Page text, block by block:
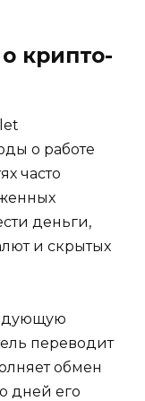
крипто-
о работе
часто
деньги,
и скрытых
переводит
обмен
дней его